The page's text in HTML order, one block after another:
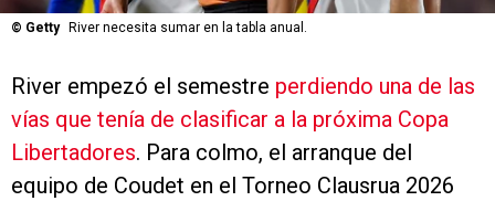
© Getty River necesita sumar en la tabla anual.
River empezó el semestre perdiendo una de las
vías que tenía de clasificar a la próxima Copa
Libertadores. Para colmo, el arranque del
equipo de Coudet en el Torneo Clausrua 2026